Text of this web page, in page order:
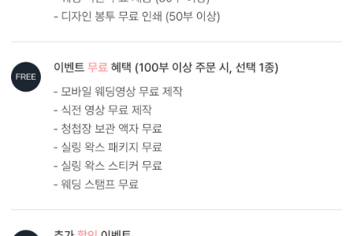
내용 인쇄
기본 인쇄 내용(인사말, 약도 등)이 흑백 인쇄됩니다.
달력이 함께 구성되어 있어 예식일을 기억하기 쉽습니다.